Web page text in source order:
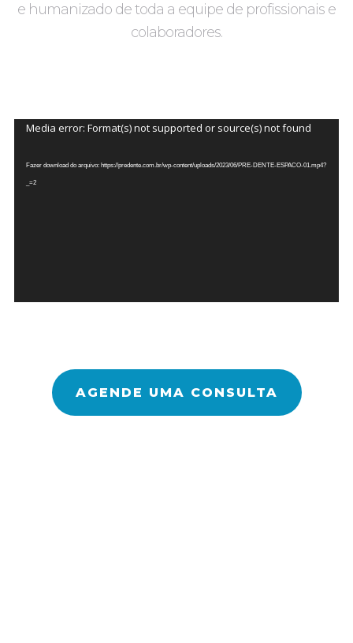
e humanizado de toda a equipe de profissionais e
colaboradores.
Tocador
vídeo
Media error: Format(s) not supported or source(s) not found
Fazer download do arquivo: https://predente.com.br/wp-content/uploads/2023/06/PRE-DENTE-ESPACO-01.mp4?
_=2
AGENDE UMA CONSULTA